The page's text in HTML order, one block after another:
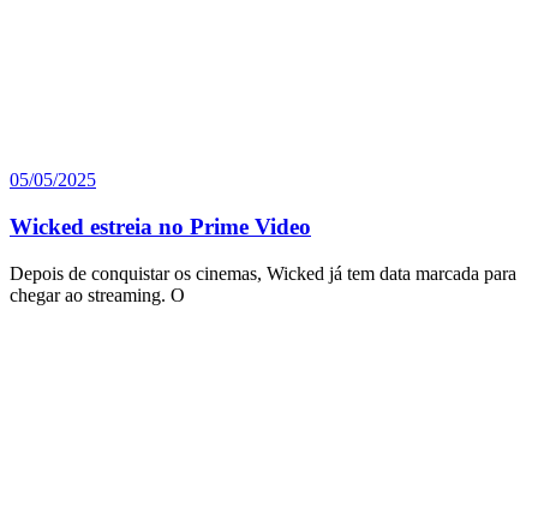
05/05/2025
Wicked estreia no Prime Video
Depois de conquistar os cinemas, Wicked já tem data marcada para
chegar ao streaming. O